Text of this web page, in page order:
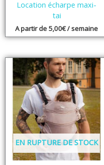
Location écharpe maxi-
tai
A partir de5,00€/ semaine
EN RUPTURE DE STOCK